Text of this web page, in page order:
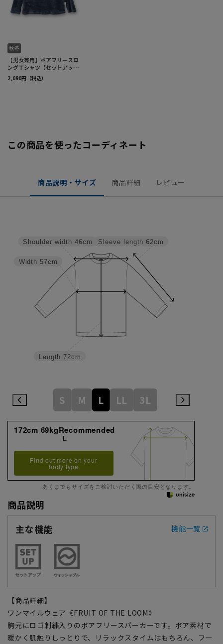
この商品を使ったコーディネート
商品説明・サイズ 商品詳細 レビュー
Sleeve length 62cm
Length 72cm
Width 57cm
Shoulder width 46cm
S M L LL 3L
172cm 69kgRecommended
L
Find out more on your
body type
あくまでもサイズをご検討いただく際の目安となります。
商品説明
主な機能
機能一覧
【商品詳細】
ワンマイルウェア《FRUIT OF THE LOOM》
胸元にロゴ刺繍入りのボアフリースパーカーです。ボア素材で
暖かく肌触りしっとりで、リラックスタイムはもちろん、フー